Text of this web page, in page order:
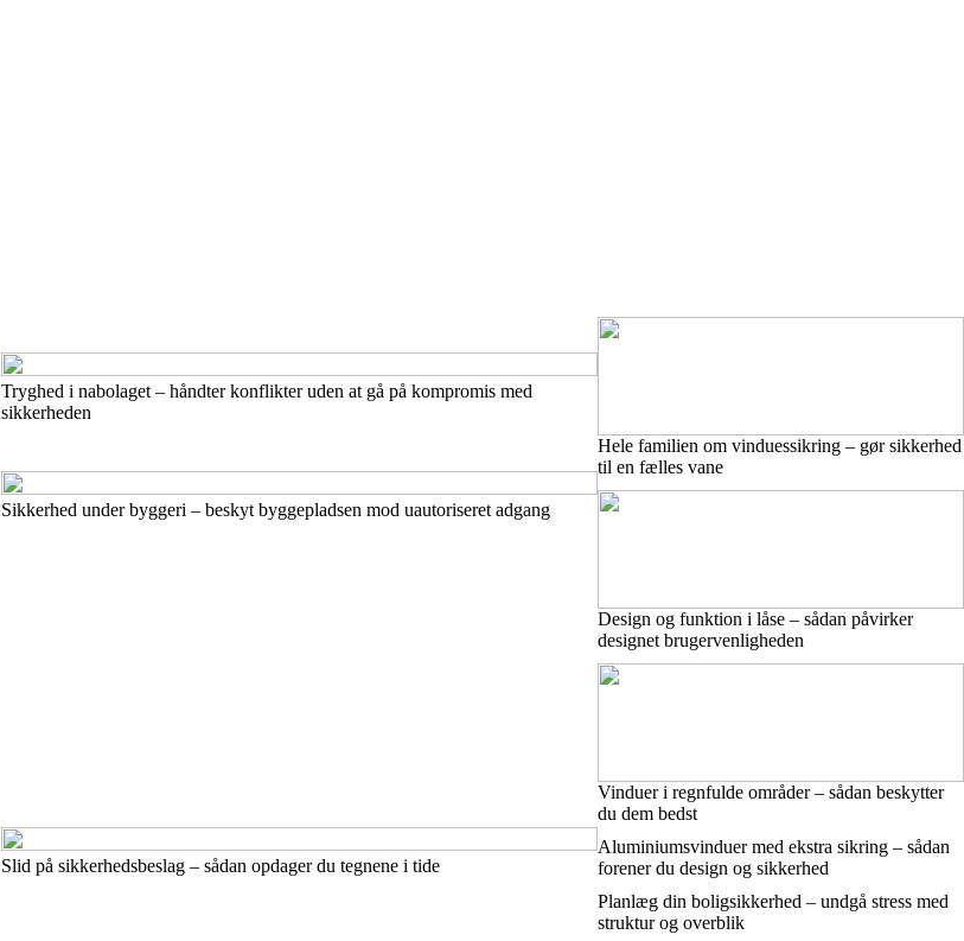
Tryghed i nabolaget – håndter konflikter uden at gå på kompromis med
sikkerheden
Sikkerhed under byggeri – beskyt byggepladsen mod uautoriseret adgang
Slid på sikkerhedsbeslag – sådan opdager du tegnene i tide
Hele familien om vinduessikring – gør sikkerhed
til en fælles vane
Design og funktion i låse – sådan påvirker
designet brugervenligheden
Vinduer i regnfulde områder – sådan beskytter
du dem bedst
Aluminiumsvinduer med ekstra sikring – sådan
forener du design og sikkerhed
Planlæg din boligsikkerhed – undgå stress med
struktur og overblik